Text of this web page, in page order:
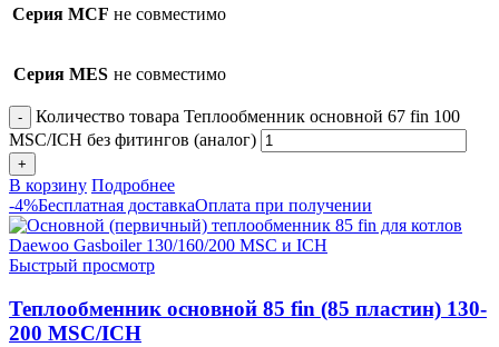
Серия MCF не совместимо
Серия MES не совместимо
Количество товара Теплообменник основной 67 fin 100
MSC/ICH без фитингов (аналог)
В корзину Подробнее
-4%Бесплатная доставкаОплата при получении
Быстрый просмотр
Теплообменник основной 85 fin (85 пластин) 130-
200 MSC/ICH